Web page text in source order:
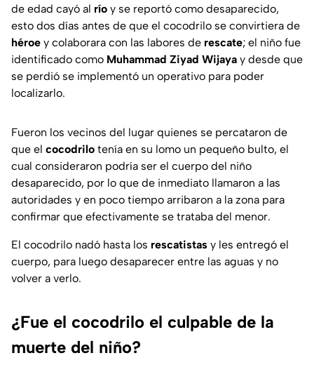
de edad cayó al río y se reportó como desaparecido,
esto dos días antes de que el cocodrilo se convirtiera de
héroe y colaborara con las labores de rescate; el niño fue
identificado como Muhammad Ziyad Wijaya y desde que
se perdió se implementó un operativo para poder
localizarlo.
Fueron los vecinos del lugar quienes se percataron de
que el cocodrilo tenía en su lomo un pequeño bulto, el
cual consideraron podría ser el cuerpo del niño
desaparecido, por lo que de inmediato llamaron a las
autoridades y en poco tiempo arribaron a la zona para
confirmar que efectivamente se trataba del menor.
El cocodrilo nadó hasta los rescatistas y les entregó el
cuerpo, para luego desaparecer entre las aguas y no
volver a verlo.
¿Fue el cocodrilo el culpable de la
muerte del niño?